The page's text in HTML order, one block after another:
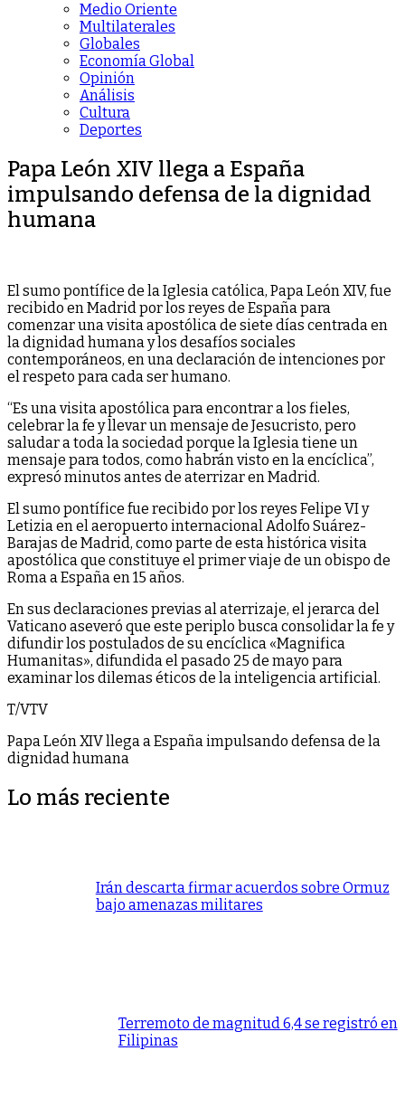
Medio Oriente
Multilaterales
Globales
Economía Global
Opinión
Análisis
Cultura
Deportes
Papa León XIV llega a España
impulsando defensa de la dignidad
humana
El sumo pontífice de la Iglesia católica, Papa León XIV, fue
recibido en Madrid por los reyes de España para
comenzar una visita apostólica de siete días centrada en
la dignidad humana y los desafíos sociales
contemporáneos, en una declaración de intenciones por
el respeto para cada ser humano.
“Es una visita apostólica para encontrar a los fieles,
celebrar la fe y llevar un mensaje de Jesucristo, pero
saludar a toda la sociedad porque la Iglesia tiene un
mensaje para todos, como habrán visto en la encíclica”,
expresó minutos antes de aterrizar en Madrid.
El sumo pontífice fue recibido por los reyes Felipe VI y
Letizia en el aeropuerto internacional Adolfo Suárez-
Barajas de Madrid, como parte de esta histórica visita
apostólica que constituye el primer viaje de un obispo de
Roma a España en 15 años.
En sus declaraciones previas al aterrizaje, el jerarca del
Vaticano aseveró que este periplo busca consolidar la fe y
difundir los postulados de su encíclica «Magnifica
Humanitas», difundida el pasado 25 de mayo para
examinar los dilemas éticos de la inteligencia artificial.
T/VTV
Papa León XIV llega a España impulsando defensa de la
dignidad humana
Lo más reciente
Irán descarta firmar acuerdos sobre Ormuz
bajo amenazas militares
Terremoto de magnitud 6,4 se registró en
Filipinas